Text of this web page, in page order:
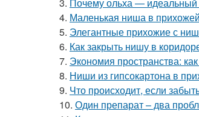
4. Маленькая ниша в
5. Элегантные прихожие с
6. Как закрыть нишу в
7. Экономия пространства:
8. Ниши из гипсокартона в
9. Что происходит, если
10. Один препарат – два